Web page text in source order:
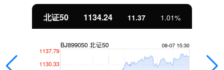
北证50 1134.24 11.37 1.01%